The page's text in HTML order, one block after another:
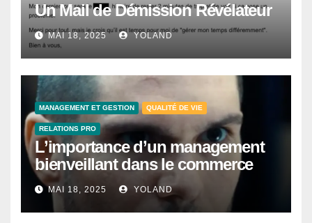
Un Mail de Démission Révélateur
MAI 18, 2025 YOLAND
MANAGEMENT ET GESTION QUALITÉ DE VIE
RELATIONS PRO
L’importance d’un management
bienveillant dans le commerce
MAI 18, 2025 YOLAND